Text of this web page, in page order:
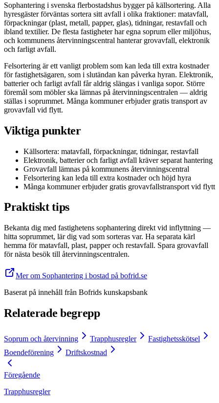
Sophantering i svenska flerbostadshus bygger på källsortering. Alla
hyresgäster förväntas sortera sitt avfall i olika fraktioner: matavfall,
förpackningar (plast, metall, papper, glas), tidningar, restavfall och
ibland textilier. De flesta fastigheter har egna soprum eller miljöhus,
och kommunens återvinningscentral hanterar grovavfall, elektronik
och farligt avfall.
Felsortering är ett vanligt problem som kan leda till extra kostnader
för fastighetsägaren, som i slutändan kan påverka hyran. Elektronik,
batterier och farligt avfall får aldrig slängas i vanliga sopor. Större
föremål som möbler ska lämnas på återvinningscentralen — aldrig
ställas i soprummet. Många kommuner erbjuder gratis transport av
grovavfall vid flytt.
Viktiga punkter
Källsortera: matavfall, förpackningar, tidningar, restavfall
Elektronik, batterier och farligt avfall kräver separat hantering
Grovavfall lämnas på kommunens återvinningscentral
Felsortering kan leda till extra kostnader och höjd hyra
Många kommuner erbjuder gratis grovavfallstransport vid flytt
Praktiskt tips
Bekanta dig med fastighetens sophantering direkt vid inflyttning —
hitta soprummet, lär dig vad som sorteras var. Ha separata kärl
hemma för matavfall, plast, papper och restavfall. Spara grovavfall
för nästa besök till återvinningscentralen.
Mer om Sophantering i bostad på bofrid.se
Baserat på innehåll från Bofrids kunskapsbank
Relaterade begrepp
Soprum och återvinning Trapphusregler
Fastighetsskötsel
Boendeförening
Driftskostnad
Föregående
Trapphusregler